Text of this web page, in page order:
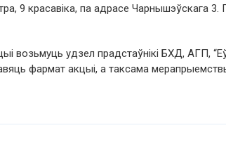
9 красавіка, па адрасе Чарнышэўскага 3.
возьмуць удзел прадстаўнікі БХД, АГП,
фармат акцыі, а таксама